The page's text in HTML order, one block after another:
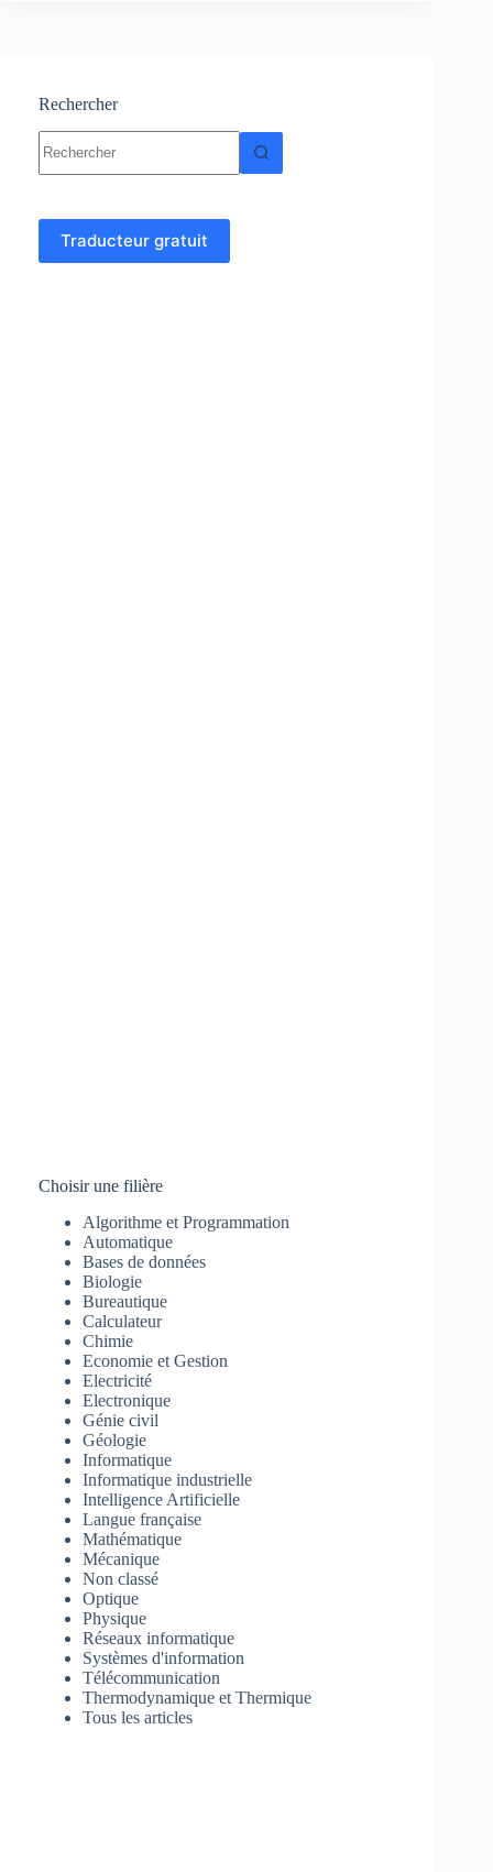
Rechercher
résultat
Traducteur gratuit
Choisir une filière
Algorithme et Programmation
Automatique
Bases de données
Biologie
Bureautique
Calculateur
Chimie
Economie et Gestion
Electricité
Electronique
Génie civil
Géologie
Informatique
Informatique industrielle
Intelligence Artificielle
Langue française
Mathématique
Mécanique
Non classé
Optique
Physique
Réseaux informatique
Systèmes d'information
Télécommunication
Thermodynamique et Thermique
Tous les articles